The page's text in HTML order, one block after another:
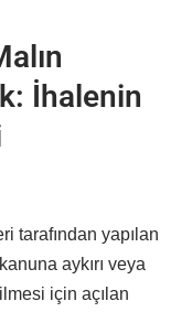
İhalenin
tarafından yapılan
aykırı veya
için açılan